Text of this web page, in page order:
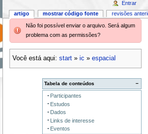
Não foi possível enviar o arquivo. Será algum
problema com as permissões?
Você está aqui: start» ic » espacial
−
Tabela de conteúdos
Participantes
Estudos
Dados
Links de interesse
Eventos
artigo mostrar código fonte revisões
Entrar